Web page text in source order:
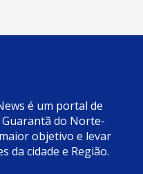
é um portal de
do Norte-
objetivo e levar
da cidade e Região.